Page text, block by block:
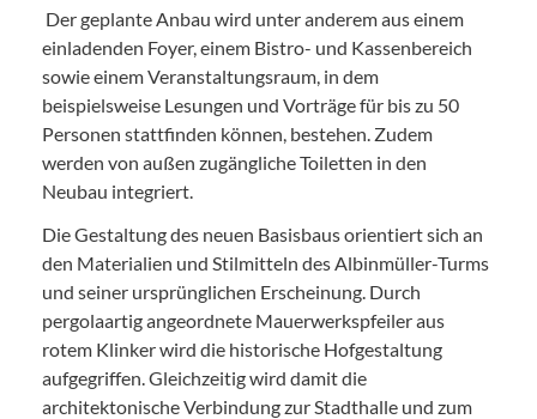
Der geplante Anbau wird unter anderem aus einem
einladenden Foyer, einem Bistro- und Kassenbereich
sowie einem Veranstaltungsraum, in dem
beispielsweise Lesungen und Vorträge für bis zu 50
Personen stattfinden können, bestehen. Zudem
werden von außen zugängliche Toiletten in den
Neubau integriert.
Die Gestaltung des neuen Basisbaus orientiert sich an
den Materialien und Stilmitteln des Albinmüller-Turms
und seiner ursprünglichen Erscheinung. Durch
pergolaartig angeordnete Mauerwerkspfeiler aus
rotem Klinker wird die historische Hofgestaltung
aufgegriffen. Gleichzeitig wird damit die
architektonische Verbindung zur Stadthalle und zum